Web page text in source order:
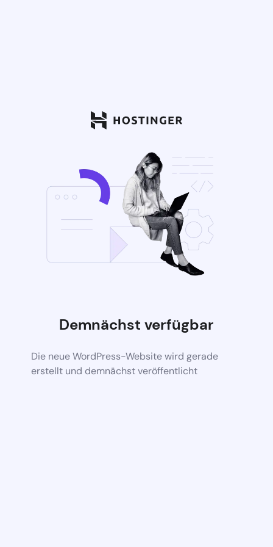
Demnächst verfügbar
Die neue WordPress-Website wird gerade
erstellt und demnächst veröffentlicht